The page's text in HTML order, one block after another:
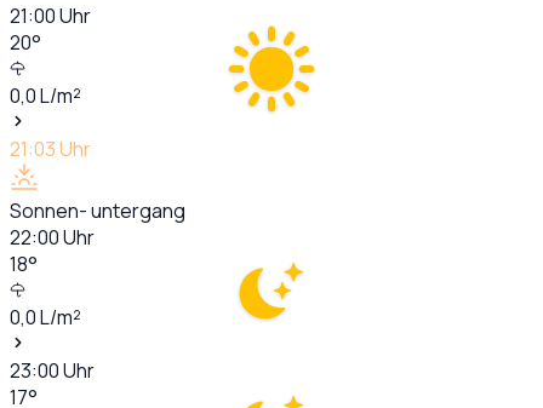
21:00Uhr
20°
0,0L/m²
21:03Uhr
Sonnen- untergang
22:00Uhr
18°
0,0L/m²
23:00Uhr
17°